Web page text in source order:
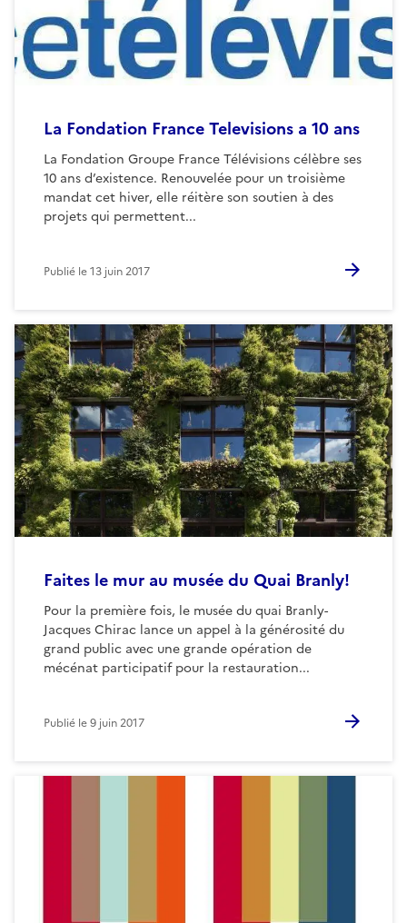
La Fondation France Televisions a 10 ans
La Fondation Groupe France Télévisions célèbre ses
10 ans d’existence. Renouvelée pour un troisième
mandat cet hiver, elle réitère son soutien à des
projets qui permettent...
Publié le13 juin 2017
Faites le mur au musée du Quai Branly!
Pour la première fois, le musée du quai Branly-
Jacques Chirac lance un appel à la générosité du
grand public avec une grande opération de
mécénat participatif pour la restauration...
Publié le9 juin 2017